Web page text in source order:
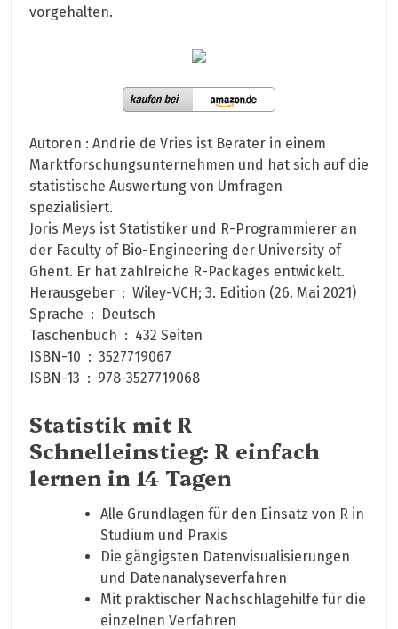
vorgehalten.
Autoren : Andrie de Vries ist Berater in einem
Marktforschungsunternehmen und hat sich auf die
statistische Auswertung von Umfragen
spezialisiert.
Joris Meys ist Statistiker und R-Programmierer an
der Faculty of Bio-Engineering der University of
Ghent. Er hat zahlreiche R-Packages entwickelt.
Herausgeber ‏ : ‎ Wiley-VCH; 3. Edition (26. Mai 2021)
Sprache ‏ : ‎ Deutsch
Taschenbuch ‏ : ‎ 432 Seiten
ISBN-10 ‏ : ‎ 3527719067
ISBN-13 ‏ : ‎ 978-3527719068
Statistik mit R
Schnelleinstieg: R einfach
lernen in 14 Tagen
Alle Grundlagen für den Einsatz von R in
Studium und Praxis
Die gängigsten Datenvisualisierungen
und Datenanalyseverfahren
Mit praktischer Nachschlagehilfe für die
einzelnen Verfahren